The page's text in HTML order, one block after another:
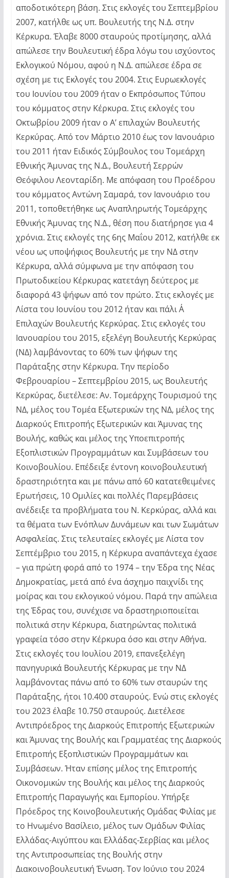
αποδοτικότερη βάση. Στις εκλογές του Σεπτεμβρίου
2007, κατήλθε ως υπ. Βουλευτής της Ν.Δ. στην
Κέρκυρα. Έλαβε 8000 σταυρούς προτίμησης, αλλά
απώλεσε την Βουλευτική έδρα λόγω του ισχύοντος
Εκλογικού Νόμου, αφού η Ν.Δ. απώλεσε έδρα σε
σχέση με τις Εκλογές του 2004. Στις Ευρωεκλογές
του Ιουνίου του 2009 ήταν ο Εκπρόσωπος Τύπου
του κόμματος στην Κέρκυρα. Στις εκλογές του
Οκτωβρίου 2009 ήταν ο Α’ επιλαχών Βουλευτής
Κερκύρας. Από τον Μάρτιο 2010 έως τον Ιανουάριο
του 2011 ήταν Ειδικός Σύμβουλος του Τομεάρχη
Εθνικής Άμυνας της Ν.Δ., Βουλευτή Σερρών
Θεόφιλου Λεονταρίδη. Με απόφαση του Προέδρου
του κόμματος Αντώνη Σαμαρά, τον Ιανουάριο του
2011, τοποθετήθηκε ως Αναπληρωτής Τομεάρχης
Εθνικής Άμυνας της Ν.Δ., θέση που διατήρησε για 4
χρόνια. Στις εκλογές της 6ης Μαΐου 2012, κατήλθε εκ
νέου ως υποψήφιος Βουλευτής με την ΝΔ στην
Κέρκυρα, αλλά σύμφωνα με την απόφαση του
Πρωτοδικείου Κέρκυρας κατετάγη δεύτερος με
διαφορά 43 ψήφων από τον πρώτο. Στις εκλογές με
Λίστα του Ιουνίου του 2012 ήταν και πάλι Α΄
Επιλαχών Βουλευτής Κερκύρας. Στις εκλογές του
Ιανουαρίου του 2015, εξελέγη Βουλευτής Κερκύρας
(ΝΔ) λαμβάνοντας το 60% των ψήφων της
Παράταξης στην Κέρκυρα. Την περίοδο
Φεβρουαρίου – Σεπτεμβρίου 2015, ως Βουλευτής
Κερκύρας, διετέλεσε: Αν. Τομεάρχης Τουρισμού της
ΝΔ, μέλος του Τομέα Εξωτερικών της ΝΔ, μέλος της
Διαρκούς Επιτροπής Εξωτερικών και Άμυνας της
Βουλής, καθώς και μέλος της Υποεπιτροπής
Εξοπλιστικών Προγραμμάτων και Συμβάσεων του
Κοινοβουλίου. Επέδειξε έντονη κοινοβουλευτική
δραστηριότητα και με πάνω από 60 κατατεθειμένες
Ερωτήσεις, 10 Ομιλίες και πολλές Παρεμβάσεις
ανέδειξε τα προβλήματα του Ν. Κερκύρας, αλλά και
τα θέματα των Ενόπλων Δυνάμεων και των Σωμάτων
Ασφαλείας. Στις τελευταίες εκλογές με Λίστα τον
Σεπτέμβριο του 2015, η Κέρκυρα αναπάντεχα έχασε
– για πρώτη φορά από το 1974 – την Έδρα της Νέας
Δημοκρατίας, μετά από ένα άσχημο παιχνίδι της
μοίρας και του εκλογικού νόμου. Παρά την απώλεια
της Έδρας του, συνέχισε να δραστηριοποιείται
πολιτικά στην Κέρκυρα, διατηρώντας πολιτικά
γραφεία τόσο στην Κέρκυρα όσο και στην Αθήνα.
Στις εκλογές του Ιουλίου 2019, επανεξελέγη
πανηγυρικά Βουλευτής Κέρκυρας με την ΝΔ
λαμβάνοντας πάνω από το 60% των σταυρών της
Παράταξης, ήτοι 10.400 σταυρούς. Ενώ στις εκλογές
του 2023 έλαβε 10.750 σταυρούς. Διετέλεσε
Αντιπρόεδρος της Διαρκούς Επιτροπής Εξωτερικών
και Άμυνας της Βουλής και Γραμματέας της Διαρκούς
Επιτροπής Εξοπλιστικών Προγραμμάτων και
Συμβάσεων. Ήταν επίσης μέλος της Επιτροπής
Οικονομικών της Βουλής και μέλος της Διαρκούς
Επιτροπής Παραγωγής και Εμπορίου. Υπήρξε
Πρόεδρος της Κοινοβουλευτικής Ομάδας Φιλίας με
το Ηνωμένο Βασίλειο, μέλος των Ομάδων Φιλίας
Ελλάδας-Αιγύπτου και Ελλάδας-Σερβίας και μέλος
της Αντιπροσωπείας της Βουλής στην
Διακοινοβουλευτική Ένωση. Τον Ιούνιο του 2024